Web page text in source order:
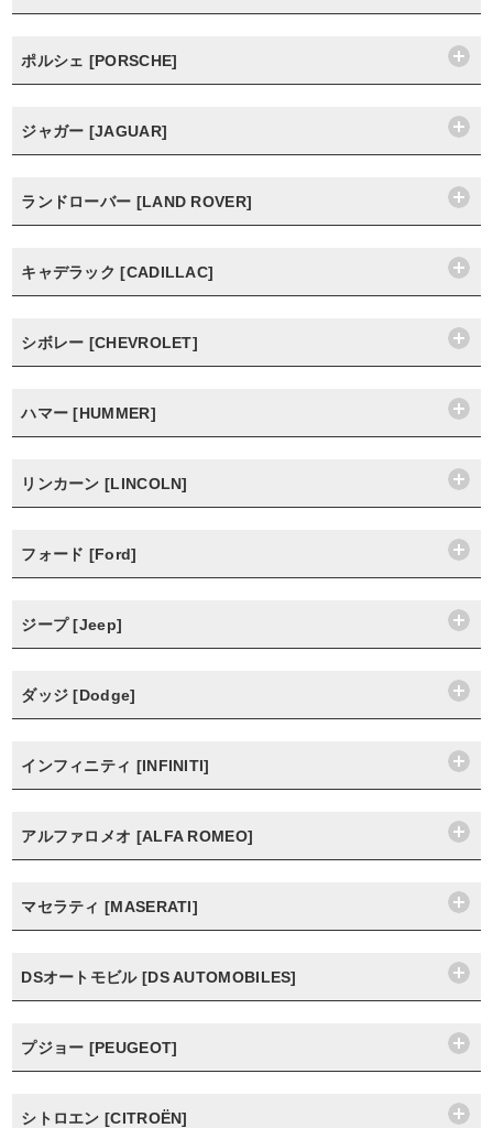
ポルシェ [PORSCHE]
ジャガー [JAGUAR]
ランドローバー [LAND ROVER]
キャデラック [CADILLAC]
シボレー [CHEVROLET]
ハマー [HUMMER]
リンカーン [LINCOLN]
フォード [Ford]
ジープ [Jeep]
ダッジ [Dodge]
インフィニティ [INFINITI]
アルファロメオ [ALFA ROMEO]
マセラティ [MASERATI]
DSオートモビル [DS AUTOMOBILES]
プジョー [PEUGEOT]
シトロエン [CITROËN]